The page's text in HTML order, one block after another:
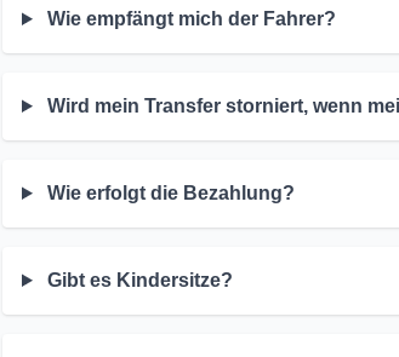
Wie empfängt mich der Fahrer?
Wird mein Transfer storniert, wenn
Wie erfolgt die Bezahlung?
Gibt es Kindersitze?